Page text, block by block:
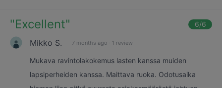
"Excellent" 6/6
Mikko S. 7 months ago · 1 review
Mukava ravintolakokemus lasten kanssa muiden
lapsiperheiden kanssa. Maittava ruoka. Odotusaika